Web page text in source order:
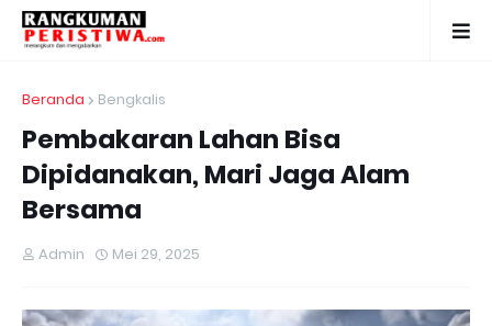
Beranda Bengkalis
Pembakaran Lahan Bisa
Dipidanakan, Mari Jaga Alam
Bersama
Admin Mei 29, 2025